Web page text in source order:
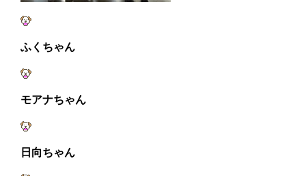
ふくちゃん
モアナちゃん
日向ちゃん